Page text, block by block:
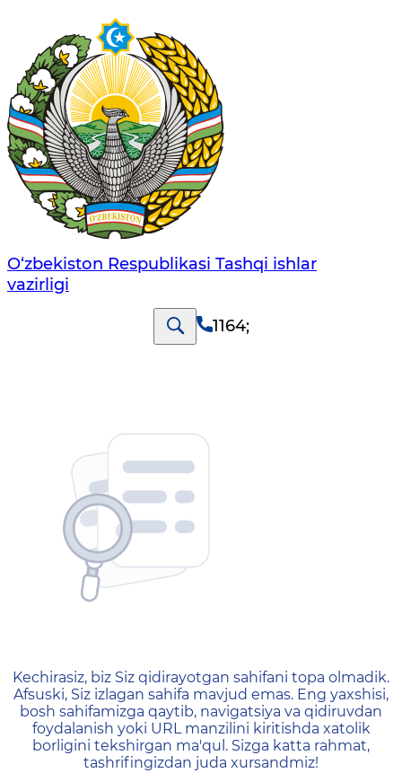
O‘zbеkistоn Rеspublikаsi Tashqi ishlаr
vаzirligi
1164;
404 — Страница не
Kechirasiz, biz Siz qidirayotgan sahifani topa olmadik.
Afsuski, Siz izlagan sahifa mavjud emas. Eng yaxshisi,
bosh sahifamizga qaytib, navigatsiya va qidiruvdan
foydalanish yoki URL manzilini kiritishda xatolik
borligini tekshirgan ma'qul. Sizga katta rahmat,
tashrifingizdan juda xursandmiz!